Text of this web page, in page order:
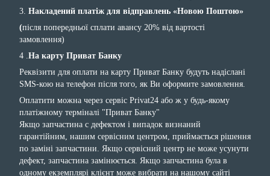
3. Накладений платіж для відправлень «Новою Поштою»
(після попередньої сплати авансу 20% від вартості
замовлення)
4 . На карту Приват Банку
Реквізити для оплати на карту Приват Банку будуть надіслані
SMS-кою на телефон після того, як Ви оформите замовлення.
Оплатити можна через сервіс Privat24 або ж у будь-якому
платіжному терміналі "Приват Банку"
Якщо запчастина с дефектом і випадок визнаний
гарантійним, нашим сервісним центром, приймається рішення
по заміні запчастини. Якщо сервісний центр не може усунути
дефект, запчастина замінюється. Якщо запчастина була в
одному екземплярі клієнт може вибрати на нашому сайті